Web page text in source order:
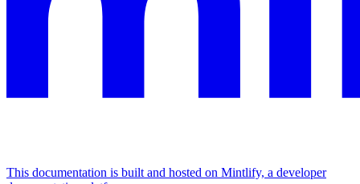
This documentation is built and hosted on Mintlify, a developer